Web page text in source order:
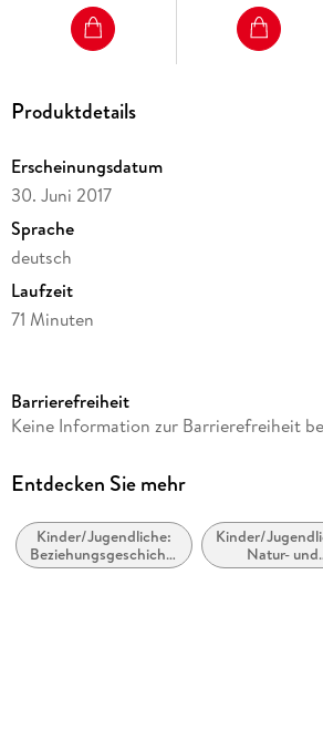
Produktdetails
Erscheinungsdatum
30. Juni 2017
Sprache
deutsch
Laufzeit
71 Minuten
Reihe
Autor/Autorin
Sprecher/Sprecherin
Various Artists
Barrierefreiheit
Keine Information zur Barrierefreiheit
Entdecken Sie mehr
Kinder/Jugendliche:
Beziehungsgeschichten
- Romantik, Liebe
Kinder/
Natur- und